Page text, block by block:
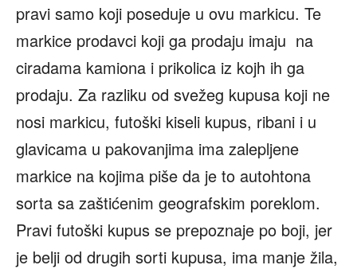
pravi samo koji poseduje u ovu markicu. Te
markice prodavci koji ga prodaju imaju na
ciradama kamiona i prikolica iz kojh ih ga
prodaju. Za razliku od svežeg kupusa koji ne
nosi markicu, futoški kiseli kupus, ribani i u
glavicama u pakovanjima ima zalepljene
markice na kojima piše da je to autohtona
sorta sa zaštićenim geografskim poreklom.
Pravi futoški kupus se prepoznaje po boji, jer
je belji od drugih sorti kupusa, ima manje žila,